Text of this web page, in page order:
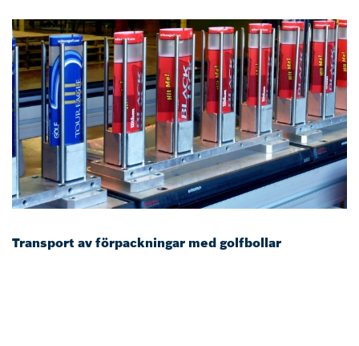
Transport av förpackningar med golfbollar